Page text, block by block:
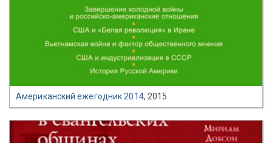
Американский ежегодник 2014, 2015